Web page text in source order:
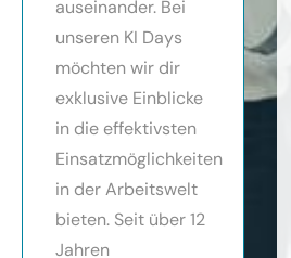
auseinander. Bei
unseren KI Days
möchten wir dir
exklusive Einblicke
in die effektivsten
Einsatzmöglichkeiten
in der Arbeitswelt
bieten. Seit über 12
Jahren
von
Elisabeth
Anleitungen
bereitgestellt.
Monika
Vietz